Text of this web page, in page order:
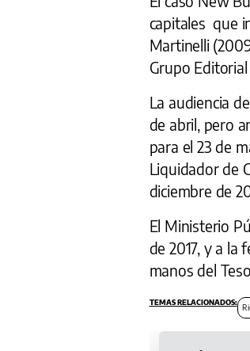
capitales que
Martinelli
Grupo
La audiencia
de abril, pero
para el 23 de
Liquidador de
diciembre de
El Ministerio
de 2017, y a la
manos del